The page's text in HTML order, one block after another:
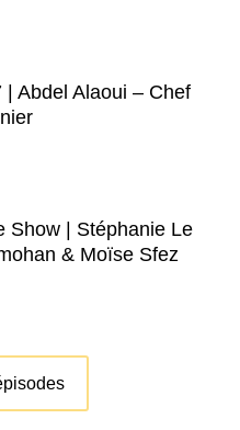
Abdel Alaoui – Chef
Show | Stéphanie Le
& Moïse Sfez